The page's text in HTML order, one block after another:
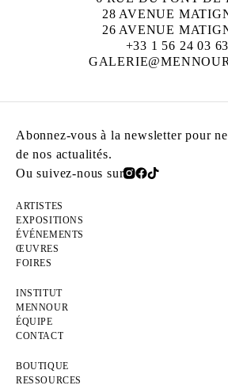
28 AVENUE
26 AVENUE
+33 1 56 24 03 63
Abonnez-vous à la newsletter pour
de nos actualités.
Ou suivez-nous sur
ARTISTES
EXPOSITIONS
ÉVÉNEMENTS
ŒUVRES
FOIRES
INSTITUT
MENNOUR
ÉQUIPE
CONTACT
BOUTIQUE
RESSOURCES